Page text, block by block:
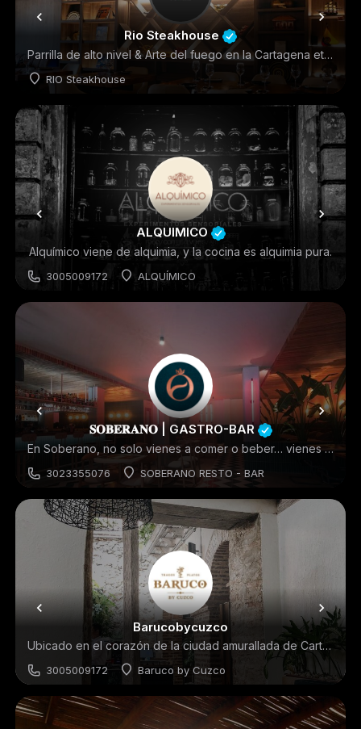
Rio Steakhouse
Parrilla de alto nivel & Arte del fuego en la Cartagena eterna con el respeto por el sabor
RIO Steakhouse
Restaurantes
ALQUIMICO
Alquímico viene de alquimia, y la cocina es alquimia pura.
3005009172 ALQUÍMICO
𝐒𝐎𝐁𝐄𝐑𝐀𝐍𝐎 | GASTRO-BAR
En Soberano, no solo vienes a comer o beber… vienes a vivir una experiencia.
3023355076 SOBERANO RESTO - BAR
Restaurantes +1
Barucobycuzco
Ubicado en el corazón de la ciudad amurallada de Cartagena
3005009172 Baruco by Cuzco
Restaurantes